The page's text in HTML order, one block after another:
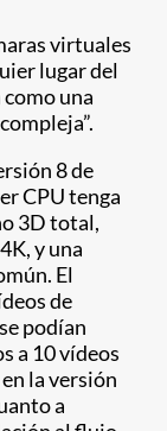
virtuales
lugar del
una
8 de
CPU tenga
3D total,
y una
El
de
podían
a 10 vídeos
la versión
a